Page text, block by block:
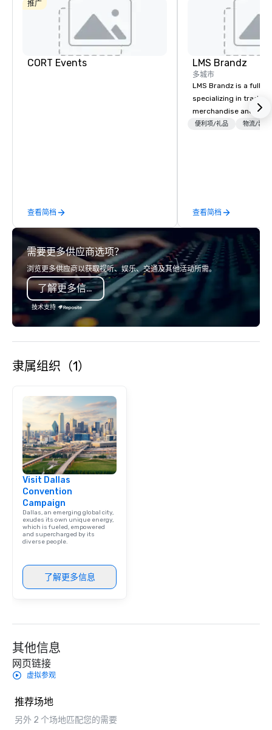
推广
CORT Events
查看简档
LMS Brandz
多城市
LMS Brandz is a full-
specializing in trade
merchandise and
booth giveaways and
years of industry
commitment to
service set us apart.
smart, reliable
make the end-user
seamless from start to
便利项/礼品 物流/装饰
查看简档
需要更多供应商选项？
浏览更多供应商以获取视听、娱乐、交通及其他活动所需。
了解更多信息
技术支持
隶属组织（1）
Visit Dallas
Convention
Campaign
Dallas, an emerging global city,
exudes its own unique energy,
which is fueled, empowered
and supercharged by its
diverse people.
了解更多信息
其他信息
网页链接
虚拟参观
推荐场地
另外 2 个场地匹配您的需要